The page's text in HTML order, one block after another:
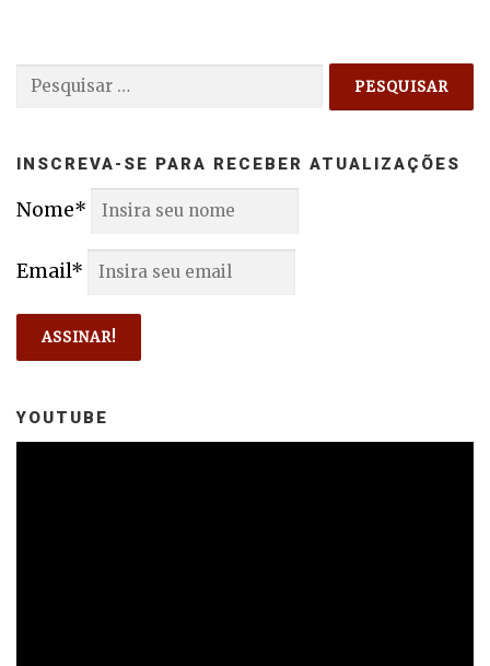
Pesquisar
INSCREVA-SE PARA RECEBER ATUALIZAÇÕES
Nome*
Email*
YOUTUBE